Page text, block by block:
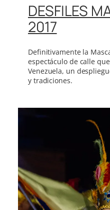
DESFILES
2017
Definitivamente la
espectáculo de calle
Venezuela, un
y tradiciones.